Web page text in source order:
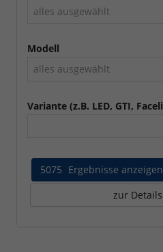
alles ausgewählt
Modell
alles ausgewählt
Variante (z.B. LED, GTI,
5075 Ergebnisse anzeigen
zur